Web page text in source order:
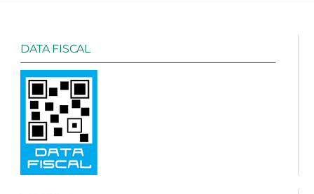
DATA FISCAL